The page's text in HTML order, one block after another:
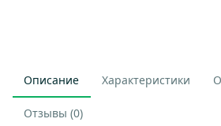
Описание Характеристики
Отзывы (0)